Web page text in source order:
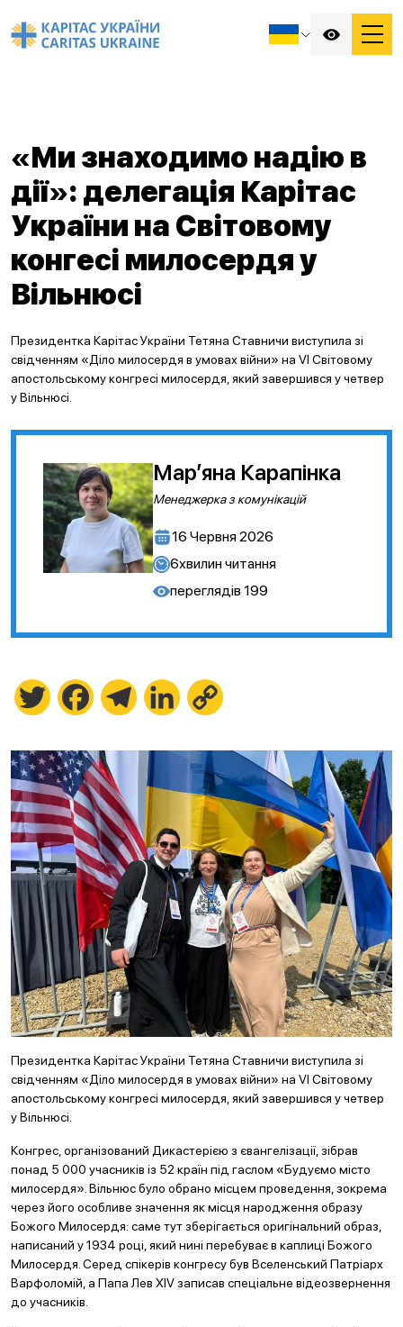
«Ми знаходимо надію в
дії»: делегація Карітас
України на Світовому
конгесі милосердя у
Вільнюсі
Президентка Карітас України Тетяна Ставничи виступила зі
свідченням «Діло милосердя в умовах війни» на VI Світовому
апостольському конгресі милосердя, який завершився у четвер
у Вільнюсі.
Марʼяна Карапінка
Менеджерка з комунікацій
16 Червня 2026
6хвилин читання
переглядів 199
Twitter FacebookTelegramLinkedIn
Президентка Карітас України Тетяна Ставничи виступила зі
свідченням «Діло милосердя в умовах війни» на VI Світовому
апостольському конгресі милосердя, який завершився у четвер
у Вільнюсі.
Конгрес, організований Дикастерією з євангелізації, зібрав
понад 5 000 учасників із 52 країн під гаслом «Будуємо місто
милосердя». Вільнюс було обрано місцем проведення, зокрема
через його особливе значення як місця народження образу
Божого Милосердя: саме тут зберігається оригінальний образ,
написаний у 1934 році, який нині перебуває в каплиці Божого
Милосердя. Серед спікерів конгресу був Вселенський Патріарх
Варфоломій, а Папа Лев XIV записав спеціальне відеозвернення
до учасників.